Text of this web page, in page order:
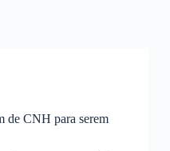
de CNH para serem